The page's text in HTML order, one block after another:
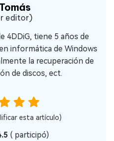
editor)
4DDiG, tiene 5 años de
informática de Windows
la recuperación de
de discos, ect.
esta artículo)
(participó)